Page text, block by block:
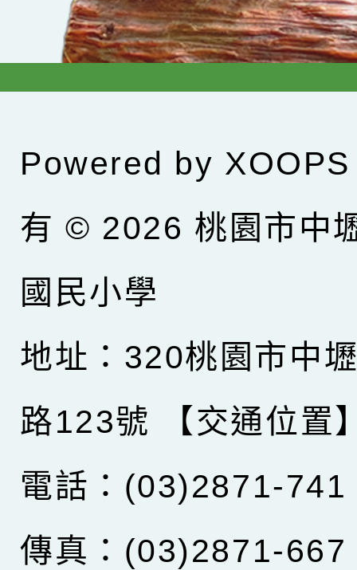
Powered by XOOPS
有 © 2026 桃園市中
國民小學
地址：320桃園市中
路123號
【交通位置
電話：(03)2871-741
傳真：(03)2871-667